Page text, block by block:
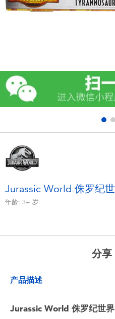
电子玩具
益智学习玩具
户外及运动产品
模仿，化妆及造型系列
毛绒公仔玩具
Jurassic World 侏罗纪
年龄: 3+ 岁
分享
产品描述
Jurassic World 侏罗纪世